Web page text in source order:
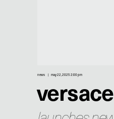
news may 22, 2025 2:00 pm
versace